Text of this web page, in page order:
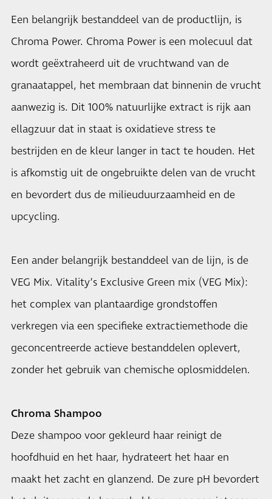
Een belangrijk bestanddeel van de productlijn, is
Chroma Power. Chroma Power is een molecuul dat
wordt geëxtraheerd uit de vruchtwand van de
granaatappel, het membraan dat binnenin de vrucht
aanwezig is. Dit 100% natuurlijke extract is rijk aan
ellagzuur dat in staat is oxidatieve stress te
bestrijden en de kleur langer in tact te houden. Het
is afkomstig uit de ongebruikte delen van de vrucht
en bevordert dus de milieuduurzaamheid en de
upcycling.
Een ander belangrijk bestanddeel van de lijn, is de
VEG Mix. Vitality’s Exclusive Green mix (VEG Mix):
het complex van plantaardige grondstoffen
verkregen via een speci­fieke extractiemethode die
geconcentreerde actieve bestanddelen oplevert,
zonder het gebruik van chemische oplosmiddelen.
Chroma Shampoo
Deze shampoo voor gekleurd haar reinigt de
hoofdhuid en het haar, hydrateert het haar en
maakt het zacht en glanzend. De zure pH bevordert